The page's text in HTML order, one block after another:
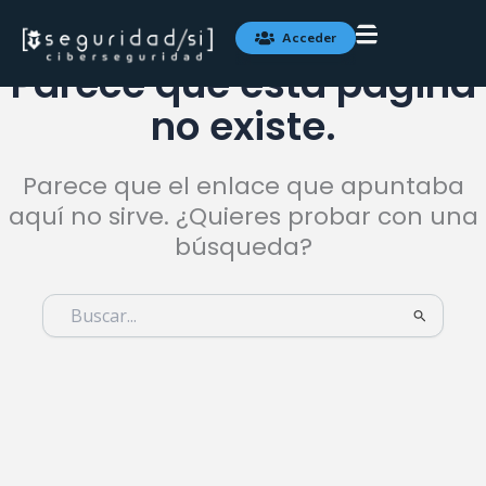
contenido
Acceder
Parece que esta página
no existe.
Parece que el enlace que apuntaba
aquí no sirve. ¿Quieres probar con una
búsqueda?
Buscar
por: